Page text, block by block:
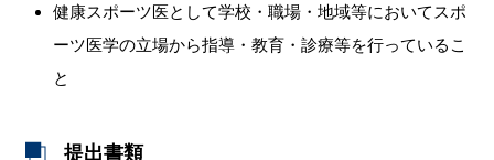
健康スポーツ医として学校・職場・地域等においてスポ
ーツ医学の立場から指導・教育・診療等を行っているこ
と
提出書類